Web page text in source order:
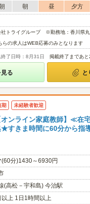
朝 昼 夕方
社トライグループ ※勤務地：香川県
の求人はWEB応募のみとなります
終了日時：8月31日 掲載終了まであと
る と
期 未経験者歓迎
オンライン家庭教師】≪
★すきま時間に60分から指
(60分)1430～6930円
(高松－宇和島) 今治駅
以上 1日1時間以上